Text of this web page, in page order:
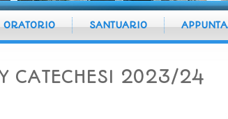
ORATORIO SANTUARIO
CATECHESI 2023/24